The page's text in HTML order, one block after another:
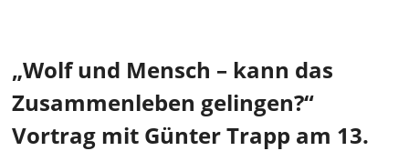
„Wolf und Mensch – kann das
Zusammenleben gelingen?“
Vortrag mit Günter Trapp am 13.